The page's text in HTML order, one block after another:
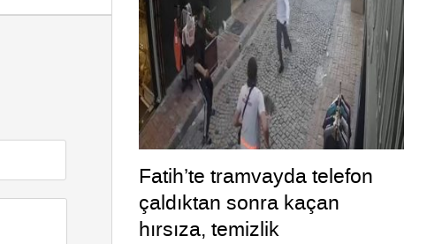
Fatih’te tramvayda telefon
çaldıktan sonra kaçan
hırsıza, temizlik